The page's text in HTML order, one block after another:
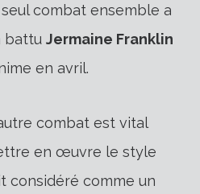
combat ensemble a
battu Jermaine Franklin
en avril.
combat est vital
en œuvre le style
considéré comme un